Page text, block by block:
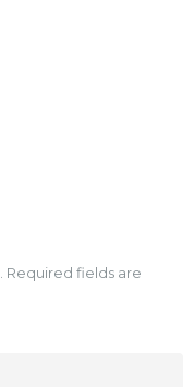
Required fields are